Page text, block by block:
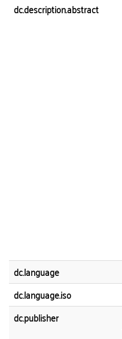
dc.description.abstract
dc.language
dc.language.iso
dc.publisher